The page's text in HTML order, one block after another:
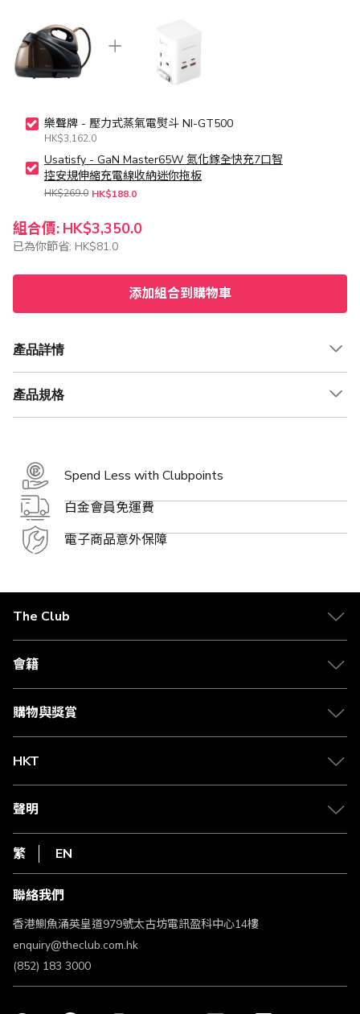
組合價: HK$3,350.0
已為你節省: HK$81.0
添加組合到購物車
樂聲牌 - 壓力式蒸氣電熨斗 NI-GT500
HK$3,162.0
Usatisfy - GaN Master65W 氮化鎵全快充7口智
控安規伸縮充電線收納迷你拖板
HK$269.0 HK$188.0
產品詳情
產品規格
Spend Less with Clubpoints
白金會員免運費
電子商品意外保障
The Club
關於 The Club
合作夥伴
媒體中心
會籍
會籍及專屬禮遇
賺取積分
購物與獎賞
物流與配送
Club Shopping 商品領取站
常見問題
HKT
csl.
1010
HKT
聲明
私隱聲明
使用條款
條款及細則
不歧視及不騷擾聲明
認可牌照及通告
繁 EN
聯絡我們
香港鰂魚涌英皇道979號太古坊電訊盈科中心14樓
enquiry@theclub.com.hk
(852) 183 3000